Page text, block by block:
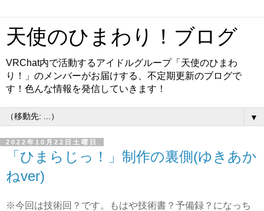
天使のひまわり！ブログ
VRChat内で活動するアイドルグループ「天使のひまわ
り！」のメンバーがお届けする、不定期更新のブログで
す！色んな情報を発信していきます！
▼
2022年10月22日土曜日
「ひまらじっ！」制作の裏側(ゆきあか
ねver)
※今回は技術回？です。もはや技術書？予備録？になっち